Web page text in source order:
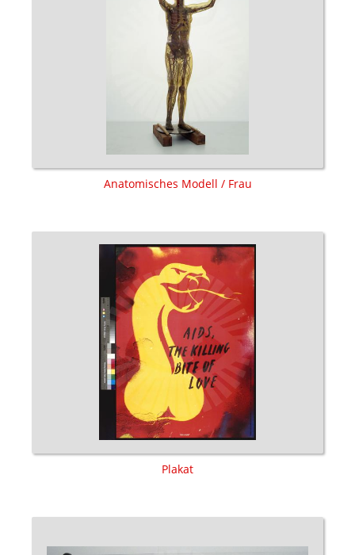
Anatomisches Modell / Frau
Plakat